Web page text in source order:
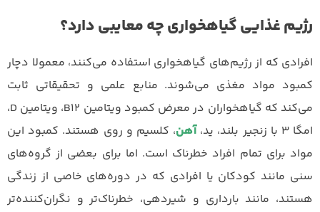
رژیم غذایی گیاهخواری چه معایبی دارد؟
افرادی که از رژیم‌های گیاهخواری استفاده می‌کنند، معمولا دچار
کمبود مواد مغذی می‌شوند. منابع علمی و تحقیقاتی ثابت
می‌کند که گیاهخواران در معرض کمبود ویتامین B12، ویتامین D،
امگا 3 با زنجیر بلند، ید،
آهن، کلسیم و روی هستند. کمبود این
مواد برای تمام افراد خطرناک است. اما برای بعضی از گروه‌های
سنی مانند کودکان یا افرادی که در دوره‌های خاصی از زندگی
هستند، مانند بارداری و شیردهی، خطرناک‌تر و نگران‌کننده‌تر